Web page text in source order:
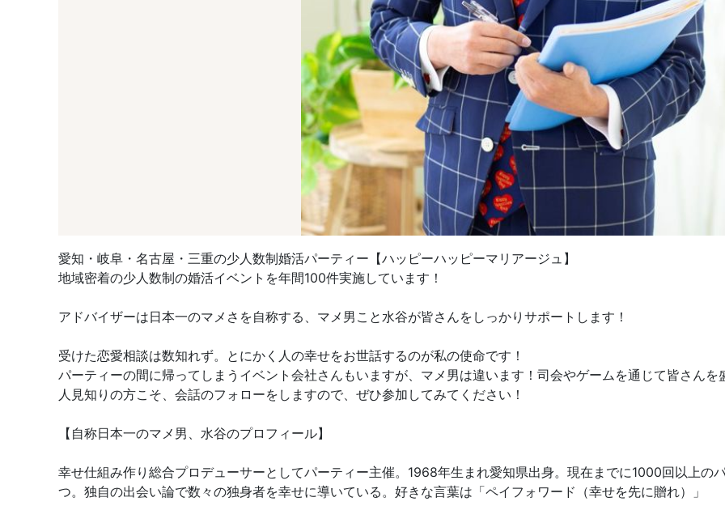
愛知・岐阜・名古屋・三重の少人数制婚活パーティー【ハッピーハッピーマリアージュ】
地域密着の少人数制の婚活イベントを年間100件実施しています！
アドバイザーは日本一のマメさを自称する、マメ男こと水谷が皆さんをしっかりサポートします！
受けた恋愛相談は数知れず。とにかく人の幸せをお世話するのが私の使命です！
パーティーの間に帰ってしまうイベント会社さんもいますが、マメ男は違います！司会やゲームを通じて皆さんを
人見知りの方こそ、会話のフォローをしますので、ぜひ参加してみてください！
【自称日本一のマメ男、水谷のプロフィール】
幸せ仕組み作り総合プロデューサーとしてパーティー主催。1968年生まれ愛知県出身。現在までに1000回以上の
つ。独自の出会い論で数々の独身者を幸せに導いている。好きな言葉は「ペイフォワード（幸せを先に贈れ）」